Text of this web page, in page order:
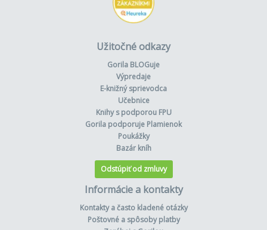
Užitočné odkazy
Gorila BLOGuje
Výpredaje
E-knižný sprievodca
Učebnice
Knihy s podporou FPU
Gorila podporuje Plamienok
Poukážky
Bazár kníh
Odstúpiť od zmluvy
Informácie a kontakty
Kontakty a často kladené otázky
Poštovné a spôsoby platby